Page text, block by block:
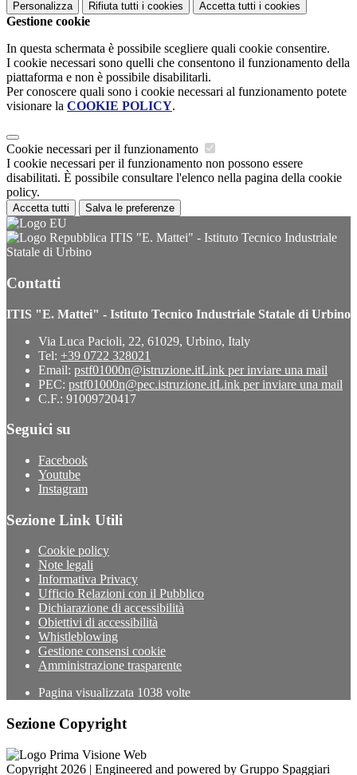
Personalizza Rifiuta tutti i cookies Accetta tutti i cookies
Gestione cookie
In questa schermata è possibile scegliere quali cookie consentire.
I cookie necessari sono quelli che consentono il funzionamento della
piattaforma e non è possibile disabilitarli.
Per conoscere quali sono i cookie necessari al funzionamento potete
visionare la COOKIE POLICY.
Cookie necessari per il funzionamento
I cookie necessari per il funzionamento non possono essere
disabilitati. È possibile consultare l'elenco nella pagina della cookie
policy.
Accetta tutti Salva le preferenze
ITIS "E. Mattei" - Istituto Tecnico Industriale
Statale di Urbino
Contatti
ITIS "E. Mattei" - Istituto Tecnico Industriale Statale di Urbino
Via Luca Pacioli, 22, 61029, Urbino, Italy
Tel: +39 0722 328021
Email: pstf01000n@istruzione.itLink per inviare una mail
PEC: pstf01000n@pec.istruzione.itLink per inviare una mail
C.F.: 91009720417
Seguici su
Facebook
Youtube
Instagram
Sezione Link Utili
Cookie policy
Note legali
Informativa Privacy
Ufficio Relazioni con il Pubblico
Dichiarazione di accessibilità
Obiettivi di accessibilità
Whistleblowing
Gestione consensi cookie
Amministrazione trasparente
Pagina visualizzata 1038 volte
Sezione Copyright
Copyright 2026 | Engineered and powered by Gruppo Spaggiari